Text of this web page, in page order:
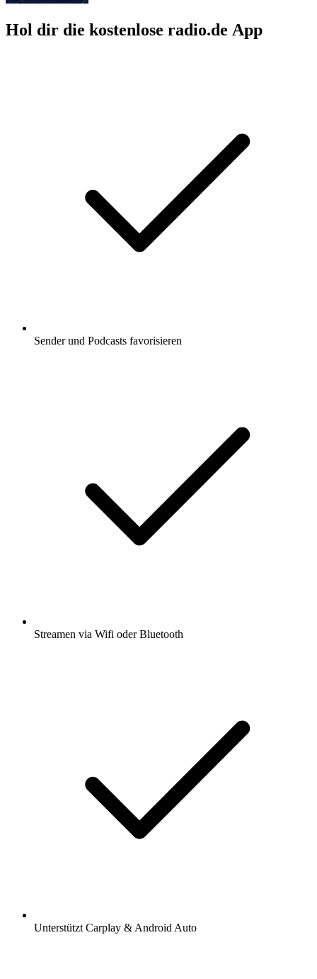
Hol dir die kostenlose radio.de App
Sender und Podcasts favorisieren
Streamen via Wifi oder Bluetooth
Unterstützt Carplay & Android Auto